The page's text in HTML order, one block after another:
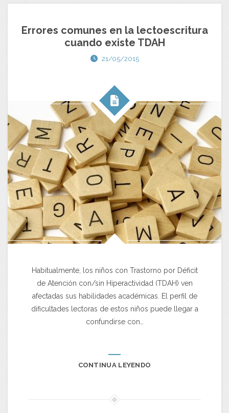
Errores comunes en la lectoescritura
cuando existe TDAH
21/05/2015
Habitualmente, los niños con Trastorno por Déficit
de Atención con/sin Hiperactividad (TDAH) ven
afectadas sus habilidades académicas. El perfil de
dificultades lectoras de estos niños puede llegar a
confundirse con…
CONTINUA LEYENDO